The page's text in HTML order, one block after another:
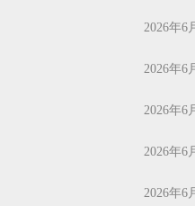
2026年6
2026年6
2026年6
2026年6
2026年6